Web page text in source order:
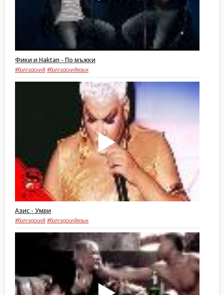
Фики и Haktan - По мъжки
#болгарский #болгарскийязык
Азис - Умри
#болгарский #болгарскийязык